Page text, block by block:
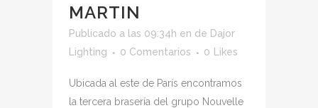
MARTIN
Publicado a las 09:34h en de Dajor
Lighting
0 Comentarios 0 Likes
Ubicada al este de París encontramos
la tercera brasería del grupo Nouvelle